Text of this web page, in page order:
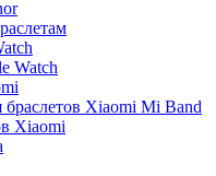
Watch
Xiaomi Mi Band
Xiaomi